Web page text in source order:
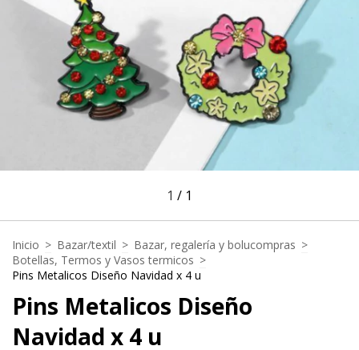
1 / 1
Inicio > Bazar/textil > Bazar, regalería y bolucompras >
Botellas, Termos y Vasos termicos >
Pins Metalicos Diseño Navidad x 4 u
Pins Metalicos Diseño
Navidad x 4 u